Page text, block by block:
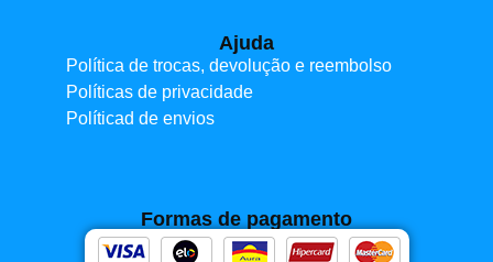
Ajuda
Política de trocas, devolução e reembolso
Políticas de privacidade
Políticad de envios
Formas de pagamento